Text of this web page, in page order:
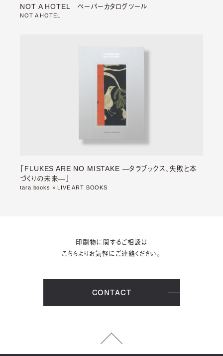
NOT A HOTEL ペーパーカタログツール
NOT A HOTEL
「FLUKES ARE NO MISTAKE —タラブックス、失敗と本
づくりの未来—」
tara books × LIVE ART BOOKS
印刷物に関するご相談は
こちらよりお気軽にご連絡ください。
CONTACT